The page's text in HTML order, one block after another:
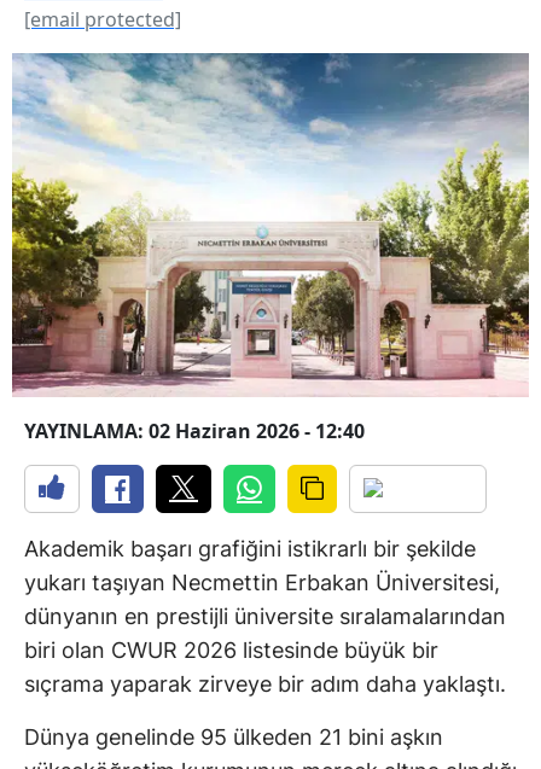
[email protected]
YAYINLAMA: 02 Haziran 2026 - 12:40
Akademik başarı grafiğini istikrarlı bir şekilde
yukarı taşıyan Necmettin Erbakan Üniversitesi,
dünyanın en prestijli üniversite sıralamalarından
biri olan CWUR 2026 listesinde büyük bir
sıçrama yaparak zirveye bir adım daha yaklaştı.
Dünya genelinde 95 ülkeden 21 bini aşkın